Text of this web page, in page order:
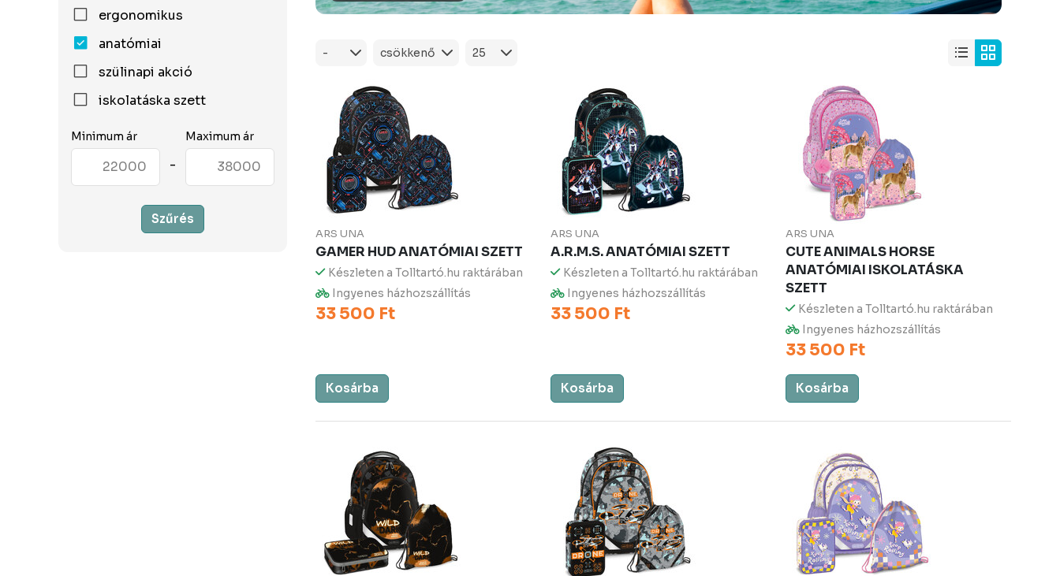
ergonomikus
anatómiai
szülinapi akció
iskolatáska szett
Minimum ár
-
Maximum ár
Szűrés
ARS UNA
GAMER HUD ANATÓMIAI SZETT
Készleten a Tolltartó.hu raktárában
Ingyenes házhozszállítás
33 500 Ft
Kosárba
ARS UNA
A.R.M.S. ANATÓMIAI SZETT
Készleten a Tolltartó.hu raktárában
Ingyenes házhozszállítás
33 500 Ft
Kosárba
ARS UNA
CUTE ANIMALS HORSE
ANATÓMIAI ISKOLATÁSKA
SZETT
Készleten a Tolltartó.hu raktárában
Ingyenes házhozszállítás
33 500 Ft
Kosárba